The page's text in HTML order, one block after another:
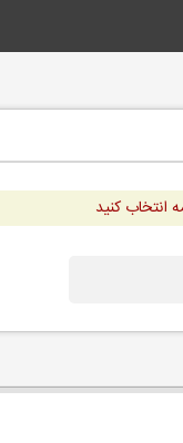
انتخاب کنید